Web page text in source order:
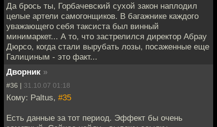
Да брось ты, Горбачевский сухой закон наплодил
целые артели самогонщиков. В багажнике каждого
уважающего себя таксиста был винный
минимаркет... А то, что застрелился директор Абрау
Дюрсо, когда стали вырубать лозы, посаженные еще
Галициным - это факт...
Дворник »
#36 | 31.10.07 01:18
Кому: Paltus, #35
Есть данные за тот период. Эффект бы очень